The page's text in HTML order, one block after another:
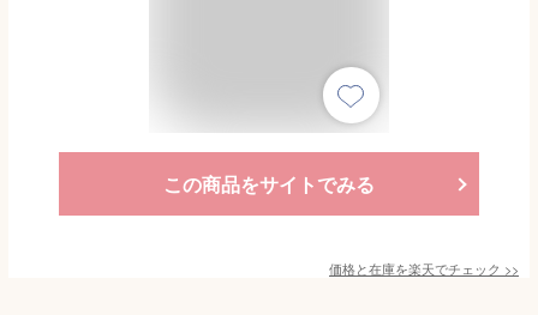
この商品をサイトでみる
価格と在庫を楽天でチェック >>